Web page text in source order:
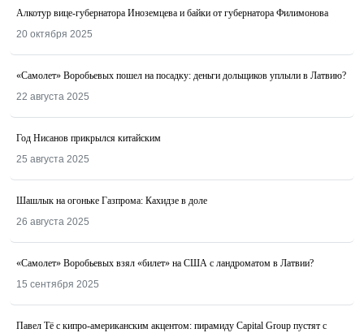
Алкотур вице-губернатора Иноземцева и байки от губернатора Филимонова
20 октября 2025
«Самолет» Воробьевых пошел на посадку: деньги дольщиков уплыли в Латвию?
22 августа 2025
Год Нисанов прикрылся китайским
25 августа 2025
Шашлык на огоньке Газпрома: Кахидзе в доле
26 августа 2025
«Самолет» Воробьевых взял «билет» на США с ландроматом в Латвии?
15 сентября 2025
Павел Тё с кипро-американским акцентом: пирамиду Capital Group пустят с